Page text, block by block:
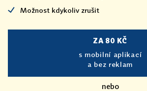
Možnost kdykoliv zrušit
ZA 80 KČ
s mobilní aplikací
a bez reklam
nebo